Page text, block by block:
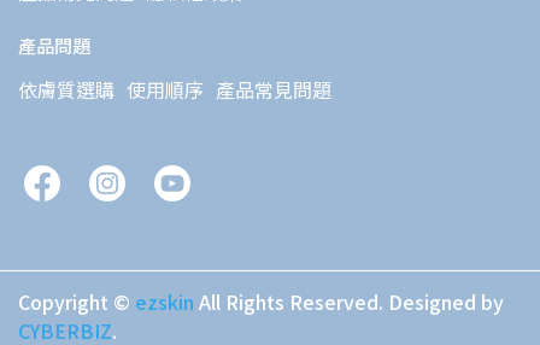
產品問題
依膚質選購 使用順序 產品常見問題
Copyright © ezskin All Rights Reserved. Designed by
CYBERBIZ.